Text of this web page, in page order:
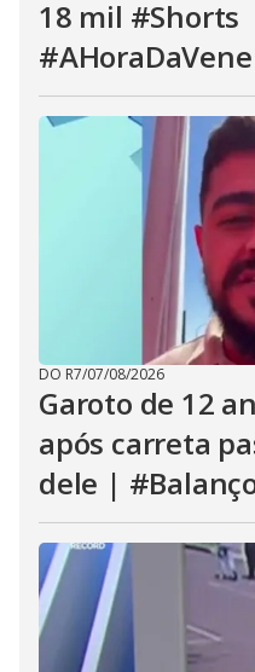
18 mil #Shorts
DO R7/07/08/2026
Garoto de 12
após carreta
dele |